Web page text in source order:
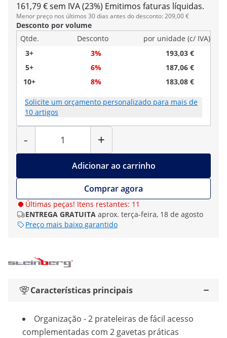
161,79 € sem IVA (23%) Emitimos faturas líquidas.
Menor preço nos últimos 30 dias antes do desconto: 209,00 €
Desconto por volume
Qtde.
Desconto
por unidade (c/ IVA)
3+
3%
193,03 €
5+
6%
187,06 €
10+
8% 183,08 €
Solicite um orçamento personalizado para mais de
10 artigos
-
Quantidade
+
Adicionar ao carrinho
Comprar agora
Últimas peças! Itens restantes: 11
ENTREGA GRATUITA aprox. terça-feira, 18 de agosto
Preço mais baixo garantido
Características principais
Organização - 2 prateleiras de fácil acesso
complementadas com 2 gavetas práticas